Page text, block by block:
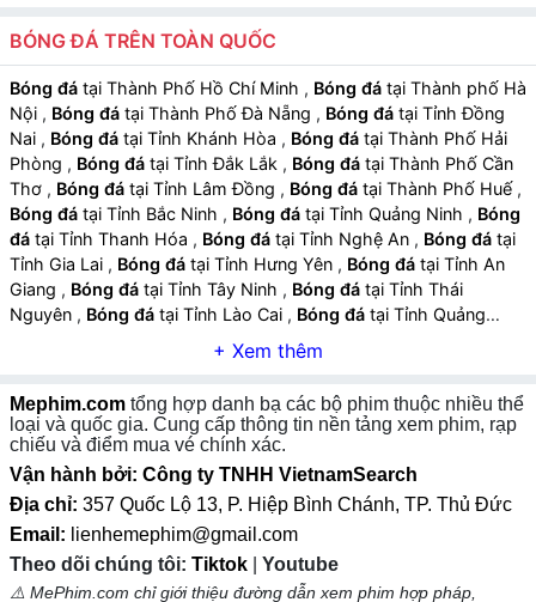
động, tiếng hò reo khán giả và hiệu ứng hình ảnh giúp
tăng trải nghiệm hồi hộp và mãn nhãn.
2. Các Tiêu Chí Đánh Giá Phim Về Bóng Đá
Cốt truyện và mạch phim: Một bộ phim hay cần có cốt
BÓNG ĐÁ TRÊN TOÀN QUỐC
Bóng đá tại Thành Phố Hồ Chí Minh , Bóng đá tại Thành phố Hà
Nội , Bóng đá tại Thành Phố Đà Nẵng , Bóng đá tại Tỉnh Đồng
Nai , Bóng đá tại Tỉnh Khánh Hòa , Bóng đá tại Thành Phố Hải
Phòng , Bóng đá tại Tỉnh Đắk Lắk , Bóng đá tại Thành Phố Cần
Thơ , Bóng đá tại Tỉnh Lâm Đồng , Bóng đá tại Thành Phố Huế ,
Bóng đá tại Tỉnh Bắc Ninh , Bóng đá tại Tỉnh Quảng Ninh , Bóng
đá tại Tỉnh Thanh Hóa , Bóng đá tại Tỉnh Nghệ An , Bóng đá tại
Tỉnh Gia Lai , Bóng đá tại Tỉnh Hưng Yên , Bóng đá tại Tỉnh An
Giang , Bóng đá tại Tỉnh Tây Ninh , Bóng đá tại Tỉnh Thái
Nguyên , Bóng đá tại Tỉnh Lào Cai , Bóng đá tại Tỉnh Quảng
tại Tỉnh Cà Mau Bóng đá
, Bóng đátại Tỉnh Phú Thọ
tại Tỉnh Hà Tĩnh, tại Tỉnh Đồng Tháp Bóng đá
tại Tỉnh
Quảng Trị,Bóng đátại Tỉnh Sơn La,Bóng đátại Tỉnh Tuyên
Quang,Bóng đátại Tỉnh Điện Biên tại Tỉnh Lai Châu
Bóng đátại Tỉnh Lạng Sơn,Bóng đátại Tỉnh Cao Bằng
Mephim.com tổng hợp danh bạ các bộ phim thuộc nhiều thể
loại và quốc gia. Cung cấp thông tin nền tảng xem phim, rạp
chiếu và điểm mua vé chính xác.
Vận hành bởi: Công ty TNHH VietnamSearch
Địa chỉ: 357 Quốc Lộ 13, P. Hiệp Bình Chánh, TP. Thủ Đức
Email: lienhemephim@gmail.com
Theo dõi chúng tôi: Tiktok Youtube
⚠️ MePhim.com chỉ giới thiệu đường dẫn xem phim hợp pháp,